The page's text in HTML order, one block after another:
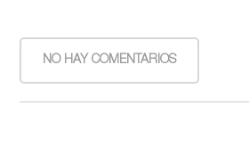
NO HAY COMENTARIOS